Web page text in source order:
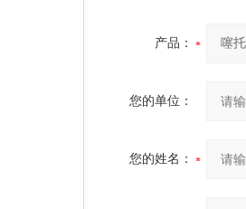
产品：
您的单位：
您的姓名：